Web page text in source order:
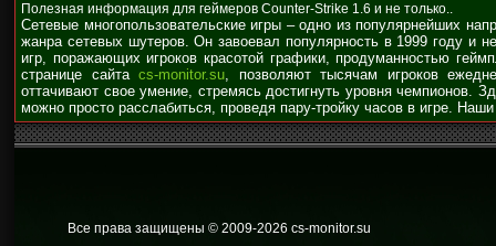
Полезная информация для геймеров Counter-Strike 1.6 и не только..
Сетевые многопользовательские игры – одно из популярнейших
жанра сетевых шутеров. Он завоевал популярность в 1999 году и
игр, поражающих игроков красотой графики, продуманностью
странице сайта cs-monitor.su, позволяют тысячам игроков
оттачивают свое умение, стремясь достигнуть уровня чемпионов.
можно просто расслабиться, проведя пару-тройку часов в игре.
Все права защищены © 2009-2026 cs-monitor.su